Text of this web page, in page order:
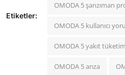
Etiketler:
OMODA 5 şanzıman
OMODA 5 kullanıcı
OMODA 5 yakıt
OMODA 5 arıza